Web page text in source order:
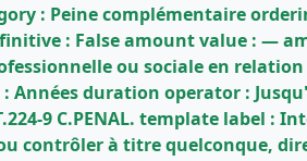
: Peine complémentaire
: False amount value : —
ou sociale en
duration operator :
9 C.PENAL. template label :
contrôler à titre quelconque,